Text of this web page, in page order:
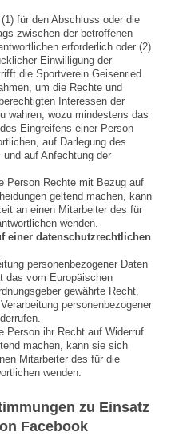
für den Abschluss oder die
zwischen der betroffenen
erforderlich oder (2)
Einwilligung der
die Sportverein Geisenried
um die Rechte und
Interessen der
wahren, wozu mindestens das
Eingreifens einer Person
auf Darlegung des
auf Anfechtung der
Person Rechte mit Bezug auf
geltend machen, kann
an einen Mitarbeiter des für
wenden.
einer datenschutzrechtlichen
personenbezogener Daten
das vom Europäischen
gewährte Recht,
personenbezogener
Person ihr Recht auf Widerruf
machen, kann sie sich
Mitarbeiter des für die
wenden.
zu Einsatz
Facebook